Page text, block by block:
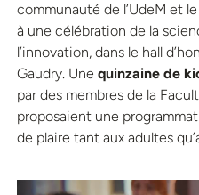
communauté de l’UdeM et
à une célébration de la
l’innovation, dans le hall
Gaudry. Une quinzaine de
par des membres de la
proposaient une
de plaire tant aux adultes